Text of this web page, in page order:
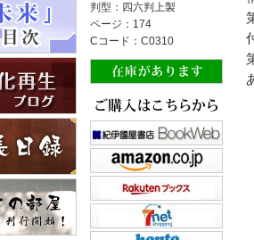
判型：四六判上製
ページ：174
Cコード：C0310